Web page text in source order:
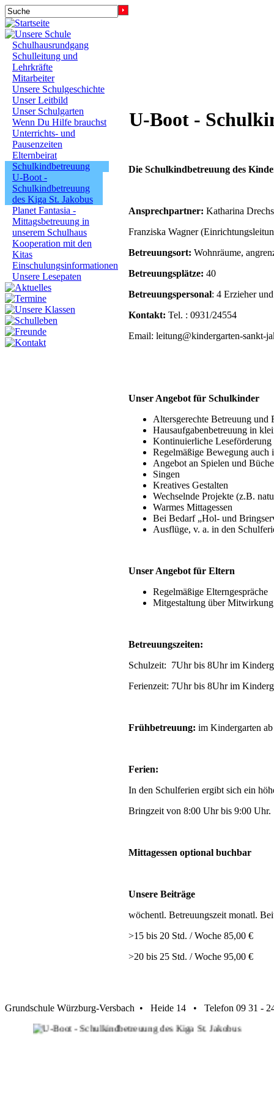
Schulhausrundgang
Schulleitung und
Lehrkräfte
Mitarbeiter
Unsere Schulgeschichte
Unser Leitbild
Unser Schulgarten
Wenn Du Hilfe brauchst
Unterrichts- und
Pausenzeiten
Elternbeirat
Schulkindbetreuung
U-Boot -
Schulkindbetreuung
des Kiga St. Jakobus
Planet Fantasia -
Mittagsbetreuung in
unserem Schulhaus
Kooperation mit den
Kitas
Einschulungsinformationen
Unsere Lesepaten
U-Boot -
Die Schulkindbetreuung des
Ansprechpartner: Katharina
Franziska Wagner
Betreuungsort: Wohnräume,
Betreuungsplätze: 40
Betreuungspersonal: 4 Erzieher
Kontakt: Tel. : 0931/24554
Email: leitung@kindergarten-sankt-
Unser Angebot für Schulkinder
Altersgerechte Betreuung und
Hausaufgabenbetreuung in
Kontinuierliche Leseförderung
Regelmäßige Bewegung auch
Angebot an Spielen und
Singen
Kreatives Gestalten
Wechselnde Projekte (z.B.
Warmes Mittagessen
Bei Bedarf „Hol- und
Ausflüge, v. a. in den
Unser Angebot für Eltern
Regelmäßige Elterngespräche
Mitgestaltung über
Betreuungszeiten:
Schulzeit: 7Uhr bis 8Uhr im
Ferienzeit: 7Uhr bis 8Uhr im
Frühbetreuung: im Kindergarten
Ferien:
In den Schulferien ergibt sich ein
Bringzeit von 8:00 Uhr bis 9:00 Uhr.
Mittagessen optional buchbar
Unsere Beiträge
wöchentl. Betreuungszeit monatl.
>15 bis 20 Std. / Woche 85,00 €
>20 bis 25 Std. / Woche 95,00 €
Grundschule Würzburg-Versbach • Heide 14 • Telefon 09 31 -